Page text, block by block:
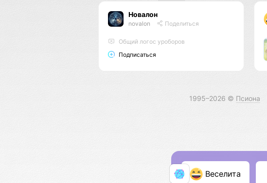
Новалон
novalon Поделиться
Общий логос уроборов
Подписаться
1995–2026 © Псиона
Веселита